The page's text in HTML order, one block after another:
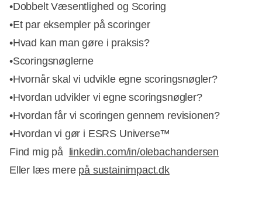
•Dobbelt Væsentlighed og Scoring
•Et par eksempler på scoringer
•Hvad kan man gøre i praksis?
•Scoringsnøglerne
•Hvornår skal vi udvikle egne scoringsnøgler?
•Hvordan udvikler vi egne scoringsnøgler?
•Hvordan får vi scoringen gennem revisionen?
•Hvordan vi gør i ESRS Universe™
Find mig på
linkedin.com/in/olebachandersen
Eller læs mere på sustainimpact.dk